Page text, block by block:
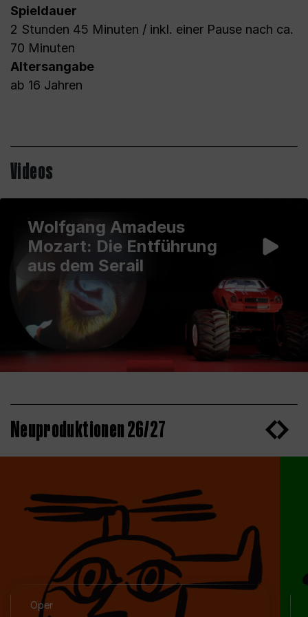
Spieldauer
2 Stunden 45 Minuten / inkl. einer Pause nach ca.
70 Minuten
Altersangabe
ab 16 Jahren
Videos
Wolfgang Amadeus
Mozart: Die Entführung
aus dem Serail
Neuproduktionen 26/27
Oper